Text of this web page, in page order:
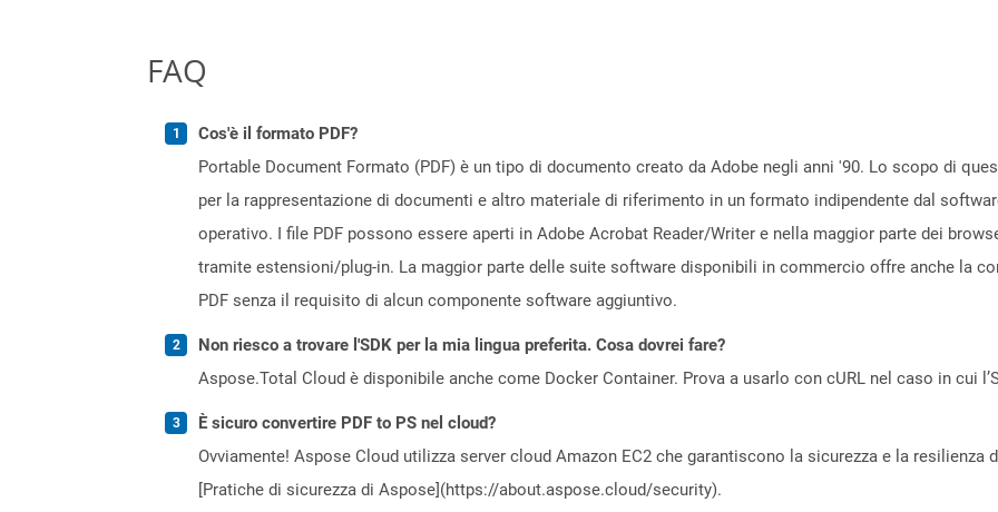
FAQ
Cos'è il formato PDF?
Portable Document Formato (PDF) è un tipo di documento creato da Adobe negli anni '90. Lo scopo di
per la rappresentazione di documenti e altro materiale di riferimento in un formato indipendente dal
operativo. I file PDF possono essere aperti in Adobe Acrobat Reader/Writer e nella maggior parte dei
tramite estensioni/plug-in. La maggior parte delle suite software disponibili in commercio offre anche la
PDF senza il requisito di alcun componente software aggiuntivo.
Non riesco a trovare l'SDK per la mia lingua preferita. Cosa dovrei fare?
Aspose.Total Cloud è disponibile anche come Docker Container. Prova a usarlo con cURL nel caso in cui
È sicuro convertire PDF to PS nel cloud?
Ovviamente! Aspose Cloud utilizza server cloud Amazon EC2 che garantiscono la sicurezza e la
[Pratiche di sicurezza di Aspose](https://about.aspose.cloud/security).